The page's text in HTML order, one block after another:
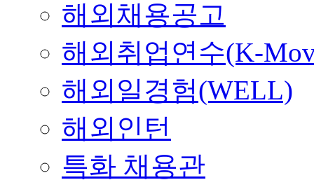
해외채용공고
해외취업연수(K-
해외일경험(WELL)
해외인턴
특화 채용관